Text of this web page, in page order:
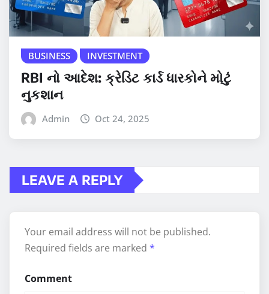
BUSINESS INVESTMENT
RBI નો આદેશ: ક્રેડિટ કાર્ડ ધારકોને મોટું
નુકશાન
Admin Oct 24, 2025
LEAVE A REPLY
Your email address will not be published.
Required fields are marked *
Comment